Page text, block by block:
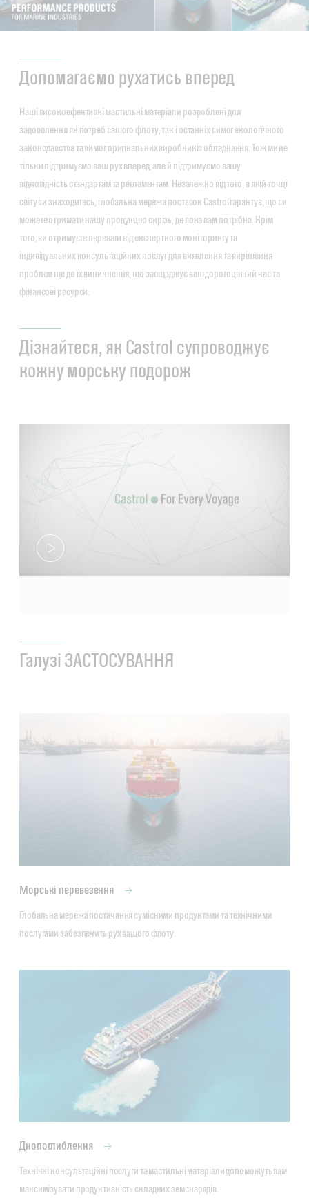
Допомагаємо рухатись вперед
Наші високоефективні мастильні матеріали розроблені для
задоволення як потреб вашого флоту, так і останніх вимог екологічного
законодавства та вимог оригінальних виробників обладнання. Тож ми не
тільки підтримуємо ваш рух вперед, але й підтримуємо вашу
відповідність стандартам та регламентам. Незалежно від того, в якій точці
світу ви знаходитесь, глобальна мережа поставок Castrol гарантує, що ви
можете отримати нашу продукцію скрізь, де вона вам потрібна. Крім
того, ви отримуєте переваги від експертного моніторингу та
індивідуальних консультаційних послуг для виявлення та вирішення
проблем ще до їх виникнення, що заощаджує ваш дорогоцінний час та
фінансові ресурси.
Дізнайтеся, як Castrol супроводжує
кожну морську подорож
Галузі ЗАСТОСУВАННЯ
Морські перевезення
Глобальна мережа постачання сумісними продуктами та технічними
послугами забезпечить рух вашого флоту.
Днопоглиблення
Технічні консультаційні послуги та мастильні матеріали допоможуть вам
максимізувати продуктивність складних земснарядів.